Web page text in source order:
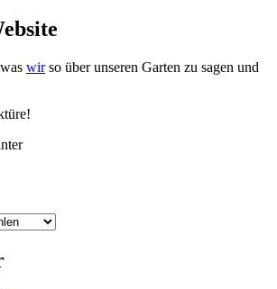
wirso über unse­ren Gar­ten zu sagen und